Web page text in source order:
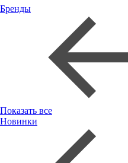
Бренды
Показать все
Новинки